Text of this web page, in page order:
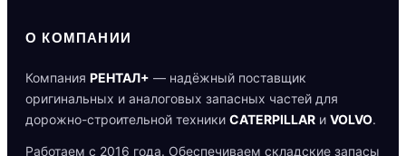
О КОМПАНИИ
Компания РЕНТАЛ+ — надёжный поставщик
оригинальных и аналоговых запасных частей для
дорожно-строительной техники CATERPILLAR и VOLVO.
Работаем с 2016 года. Обеспечиваем складские запасы